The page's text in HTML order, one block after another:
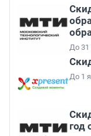
До 31
До 1
год